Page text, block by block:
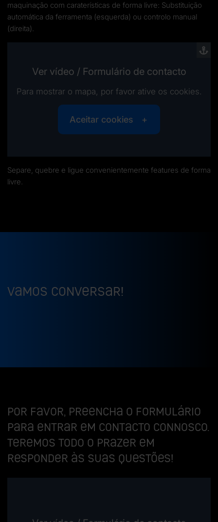
maquinação com caraterísticas de forma livre: Substituição
automática da ferramenta (esquerda) ou controlo manual
(direita).
Ver vídeo / Formulário de contacto
Para mostrar o mapa, por favor ative os cookies.
Aceitar cookies
Separe, quebre e ligue convenientemente features de forma
livre.
Vamos conversar!
Por favor, preencha o formulário
para entrar em contacto connosco.
Teremos todo o prazer em
responder às suas questões!